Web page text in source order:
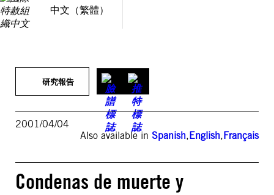
中文（繁體）
研究報告
2001/04/04
Also available in Spanish,English,Français
Condenas de muerte y